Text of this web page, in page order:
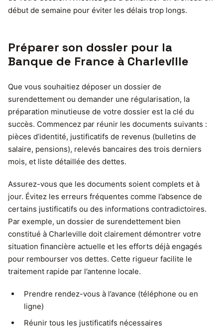
début de semaine pour éviter les délais trop longs.
Préparer son dossier pour la
Banque de France à Charleville
Que vous souhaitiez déposer un dossier de
surendettement ou demander une régularisation, la
préparation minutieuse de votre dossier est la clé du
succès. Commencez par réunir les documents suivants :
pièces d’identité, justificatifs de revenus (bulletins de
salaire, pensions), relevés bancaires des trois derniers
mois, et liste détaillée des dettes.
Assurez-vous que les documents soient complets et à
jour. Évitez les erreurs fréquentes comme l’absence de
certains justificatifs ou des informations contradictoires.
Par exemple, un dossier de surendettement bien
constitué à Charleville doit clairement démontrer votre
situation financière actuelle et les efforts déjà engagés
pour rembourser vos dettes. Cette rigueur facilite le
traitement rapide par l’antenne locale.
Prendre rendez-vous à l’avance (téléphone ou en
ligne)
Réunir tous les justificatifs nécessaires